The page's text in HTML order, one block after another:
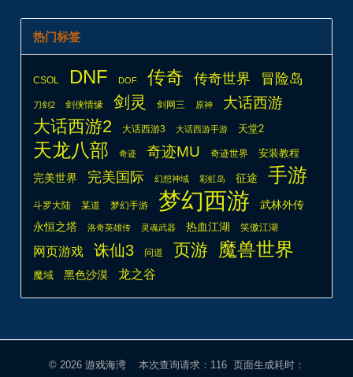
热门标签
CSOL DNF DOF 传奇 传奇世界 冒险岛
刀剑2 剑侠情缘 剑灵 剑网三 原神 大话西游
大话西游2 大话西游3 大话西游手游 天堂2
天龙八部 奇迹 奇迹MU 奇迹世界 安装教程
完美世界 完美国际 幻想神域 彩虹岛 征途 手游
斗罗大陆 某道 梦幻手游 梦幻西游
武林外传
永恒之塔
洛奇英雄传 灵魂武器 热血江湖 笑傲江湖
网页游戏 诛仙3 问道 页游 魔兽世界
魔域 黑色沙漠 龙之谷
© 2026 游戏海湾本次查询请求：116 页面生成耗时：